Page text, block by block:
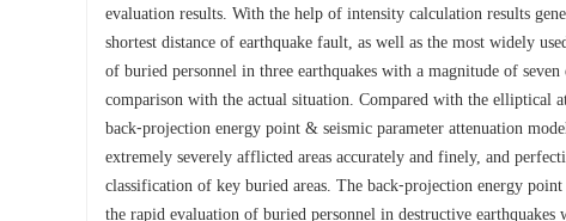
evaluation results. With the help of intensity calculation results
shortest distance of earthquake fault, as well as the most widely
of buried personnel in three earthquakes with a magnitude of
comparison with the actual situation. Compared with the elliptical
back⁃projection energy point & seismic parameter attenuation
extremely severely afflicted areas accurately and finely, and
classification of key buried areas. The back⁃projection energy
the rapid evaluation of buried personnel in destructive